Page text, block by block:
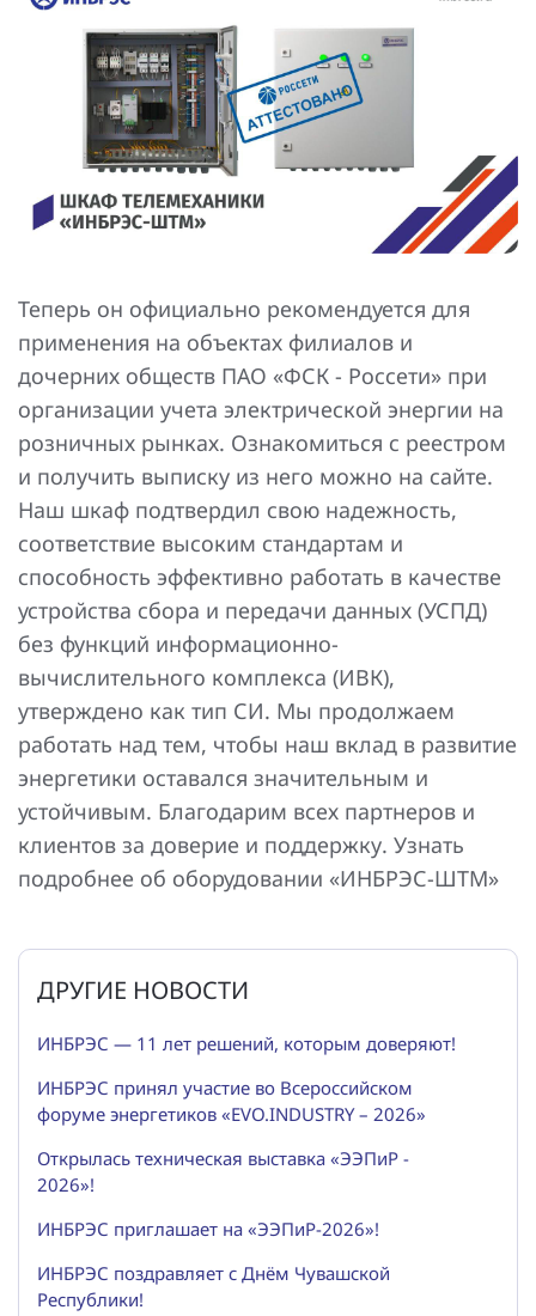
Повышение надежности электроснабжения
Шкафы РЗА 110-220 кВ
Устройства релейной защиты и автоматики
присоединений 6-35кВ
Сбор и анализ информации об аварийных событиях
Оборудование компенсации емкостных токов
БАВР
Промышленная автоматизация
Теперь он официально рекомендуется для
применения на объектах филиалов и
дочерних обществ ПАО «ФСК - Россети» при
организации учета электрической энергии на
розничных рынках. Ознакомиться с реестром
и получить выписку из него можно на сайте .
Наш шкаф подтвердил свою надежность,
соответствие высоким стандартам и
способность эффективно работать в качестве
устройства сбора и передачи данных (УСПД)
без функций информационно-
вычислительного комплекса (ИВК),
утверждено как тип СИ. Мы продолжаем
работать над тем, чтобы наш вклад в развитие
энергетики оставался значительным и
устойчивым. Благодарим всех партнеров и
клиентов за доверие и поддержку. Узнать
подробнее об оборудовании «ИНБРЭС-ШТM»
ДРУГИЕ НОВОСТИ
ИНБРЭС — 11 лет решений, которым доверяют!
ИНБРЭС принял участие во Всероссийском
форуме энергетиков «EVO.INDUSTRY – 2026»
Открылась техническая выставка «ЭЭПиР -
2026»!
ИНБРЭС приглашает на «ЭЭПиР-2026»!
ИНБРЭС поздравляет с Днём Чувашской
Республики!